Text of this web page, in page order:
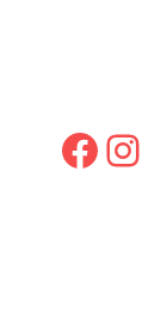
Facebook Instagram